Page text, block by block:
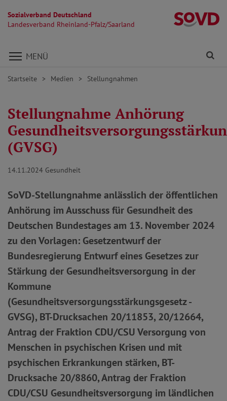
Sozialverband Deutschland
Landesverband Rheinland-Pfalz/Saarland
Direkt zu den Inhalten springen
MENÜ
Startseite Medien Stellungnahmen
Stellungnahme Anhörung
(GVSG)
14.11.2024 Gesundheit
SoVD-Stellungnahme anlässlich der öffentlichen
Anhörung im Ausschuss für Gesundheit des
Deutschen Bundestages am 13. November 2024
zu den Vorlagen: Gesetzentwurf der
Bundesregierung Entwurf eines Gesetzes zur
Stärkung der Gesundheitsversorgung in der
Kommune
(Gesundheitsversorgungsstärkungsgesetz -
GVSG), BT-Drucksachen 20/11853, 20/12664,
Antrag der Fraktion CDU/CSU Versorgung von
Menschen in psychischen Krisen und mit
psychischen Erkrankungen stärken, BT-
Drucksache 20/8860, Antrag der Fraktion
CDU/CSU Gesundheitsversorgung im ländlichen